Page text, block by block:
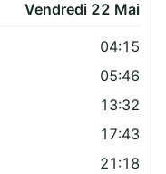
Vendredi 22 Mai
04:15
05:46
13:32
17:43
21:18